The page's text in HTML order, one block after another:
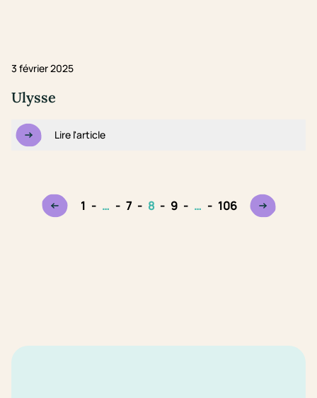
3 février 2025
Ulysse
Lire l'article
1 - … - 7 - 8 - 9 - … - 106